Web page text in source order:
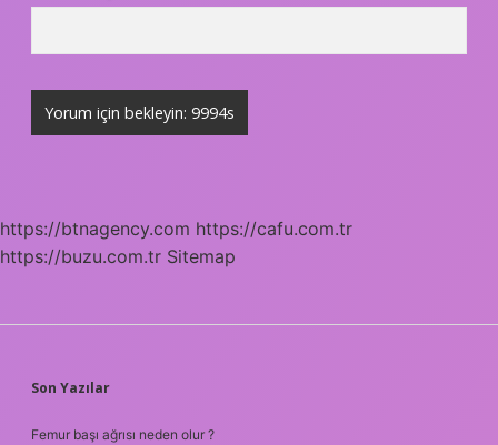
https://btnagency.com https://cafu.com.tr
https://buzu.com.tr Sitemap
SIDEBAR
Son Yazılar
Femur başı ağrısı neden olur ?